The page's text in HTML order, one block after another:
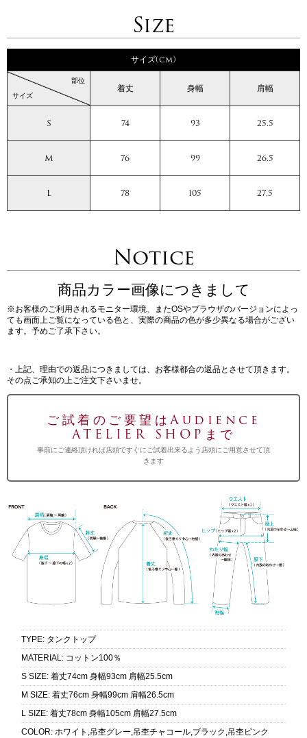
Size
サイズ(cm)
サイズ
部位
着丈 身幅 肩幅
S 74 93 25.5
M 76 99 26.5
L 78 105 27.5
Notice
商品カラー画像につきまして
※お客様のご利用されるモニター環境、またOSやブラウザのバージョンによっ
ても画面上ご覧になっている色と、実際の商品の色が多少異なる場合がござい
ます。予めご了承下さい。
・上記、理由での返品につきましては、お客様都合の返品とさせて頂きます。
その点ご承知の上ご注文下さいませ。
ご試着のご要望はAudience
ATELIER SHOPまで
事前にご連絡頂ければ店頭ですぐにご試着出来るよう店頭にご用意させて頂
きます
TYPE: タンクトップ
MATERIAL: コットン100％
S SIZE: 着丈74cm 身幅93cm 肩幅25.5cm
M SIZE: 着丈76cm 身幅99cm 肩幅26.5cm
L SIZE: 着丈78cm 身幅105cm 肩幅27.5cm
COLOR: ホワイト,吊杢グレー,吊杢チャコール,ブラック,吊杢ピンク